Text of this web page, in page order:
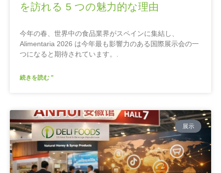
を訪れる 5 つの魅力的な理由
今年の春、世界中の食品業界がスペインに集結し、
Alimentaria 2026 は今年最も影響力のある国際展示会の一
つになると期待されています。.
続きを読む "
展示